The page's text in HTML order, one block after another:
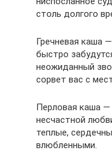
столь долгого
Гречневая каша
быстро
неожиданный
сорвет вас с
Перловая каша —
несчастной
теплые,
влюбленными.